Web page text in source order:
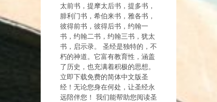
太前书，提摩太后书，提多书，
腓利门书，希伯来书，雅各书，
彼得前书，彼得后书，约翰一
书，约翰二书，约翰三书，犹太
书，启示录。 圣经是独特的，不
朽的神道。它富有教育性，涵盖
了历史，也充满着积极的思想。
立即下载免费的简体中文版圣
经！无论您身在何处，让圣经永
远陪伴您！ 我们能帮助您阅读圣